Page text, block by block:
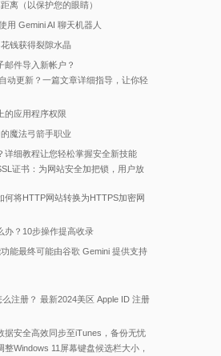
离（以保护您的眼睛）
用 Gemini AI 聊天机器人
钱获得裂隙水晶
邮件导入新帐户？
动更新？一篇文章详细指导，让你轻
的应用程序权限
魔法弓箭手职业
详细教程让您轻松掌握安全新技能
证书：为网站安全加把锁，用户放
何将HTTP网站转换为HTTPS加密网
办？10步操作提高收录
能最终可能由谷歌 Gemini 提供支持
注册？ 最新2024美区 Apple ID 注册
据安全高效同步至iTunes，备份无忧
Windows 11屏幕键盘候选栏大小，